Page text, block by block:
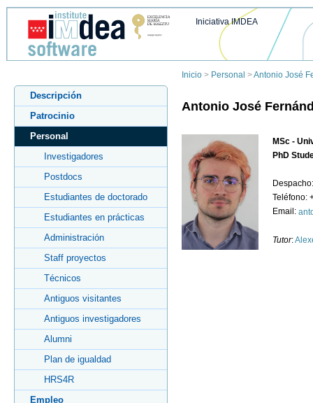
Iniciativa IMDEA
Inicio > Personal >Antonio José
Descripción
Patrocinio
Personal
Investigadores
Postdocs
Estudiantes de doctorado
Estudiantes en prácticas
Administración
Staff proyectos
Técnicos
Antiguos visitantes
Antiguos investigadores
Alumni
Plan de igualdad
HRS4R
Empleo
Antonio José
MSc -
PhD
Teléfono:
Email:
Tutor: